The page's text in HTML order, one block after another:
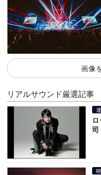
画像
リアルサウンド厳選記事
司